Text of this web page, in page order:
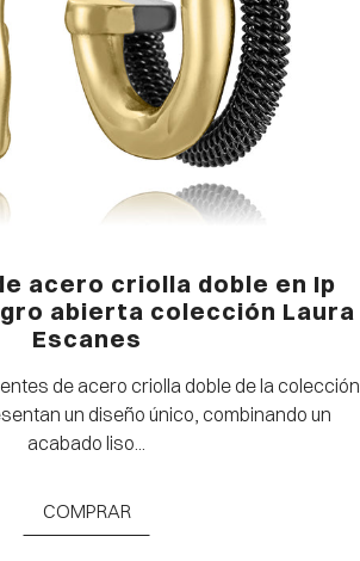
acero criolla doble en Ip
abierta colección Laura
Escanes
de acero criolla doble de la colección
un diseño único, combinando un
acabado liso...
COMPRAR